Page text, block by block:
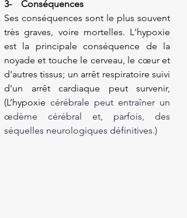
3-    Conséquences
Ses conséquences sont le plus souvent
très graves, voire mortelles. L'hypoxie
est la principale conséquence de la
noyade et touche le cerveau, le cœur et
d'autres tissus; un arrêt respiratoire suivi
d'un arrêt cardiaque peut survenir,
(L’hypoxie cérébrale peut entraîner un
œdème cérébral et, parfois, des
séquelles neurologiques définitives.)